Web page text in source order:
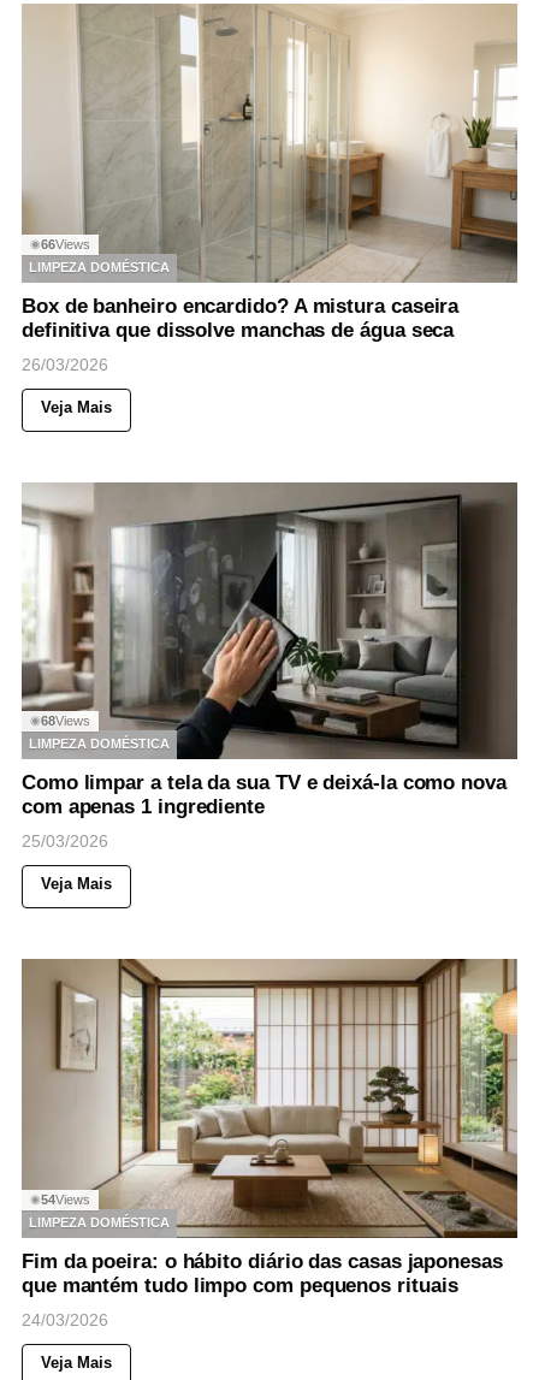
◉66Views
LIMPEZA DOMÉSTICA
Box de banheiro encardido? A mistura caseira
definitiva que dissolve manchas de água seca
26/03/2026
Veja Mais
◉68Views
LIMPEZA DOMÉSTICA
Como limpar a tela da sua TV e deixá-la como nova
com apenas 1 ingrediente
25/03/2026
Veja Mais
◉54Views
LIMPEZA DOMÉSTICA
Fim da poeira: o hábito diário das casas japonesas
que mantém tudo limpo com pequenos rituais
24/03/2026
Veja Mais